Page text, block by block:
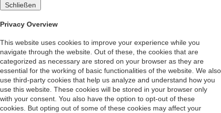
Schließen
Privacy Overview
This website uses cookies to improve your experience while you
navigate through the website. Out of these, the cookies that are
categorized as necessary are stored on your browser as they are
essential for the working of basic functionalities of the website. We also
use third-party cookies that help us analyze and understand how you
use this website. These cookies will be stored in your browser only
with your consent. You also have the option to opt-out of these
cookies. But opting out of some of these cookies may affect your